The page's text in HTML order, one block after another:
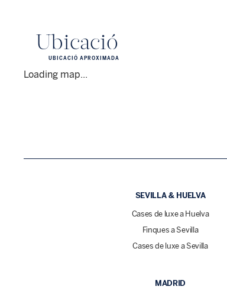
Ubicació
Loading map...
UBICACIÓ APROXIMADA
SEVILLA & HUELVA
Cases de luxe a Huelva
Finques a Sevilla
Cases de luxe a Sevilla
MADRID